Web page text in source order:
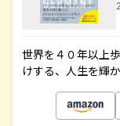
世界を４０年以上
けする、人生を輝